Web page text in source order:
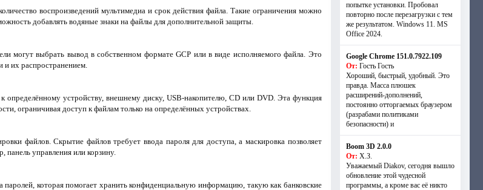
воспроизведений мультимедиа и срок действия файла. Такие ограничения можно
добавлять водяные знаки на файлы для дополнительной защиты.
могут выбрать вывод в собственном формате GCP или в виде исполняемого файла. Это
и их распространением.
определённому устройству, внешнему диску, USB-накопителю, CD или DVD. Эта функция
ограничивая доступ к файлам только на определённых устройствах.
файлов. Скрытие файлов требует ввода пароля для доступа, а маскировка позволяет
панель управления или корзину.
которая помогает хранить конфиденциальную информацию, такую как банковские
попытке установки. Пробовал
повторно после перезагрузки с тем
же результатом. Windows 11. MS
Offiсe 2024.
Google Chrome 151.0.7922.109
От: Гость Гость
Хороший, быстрый, удобный. Это
правда. Масса плюшек
расширений-дополнений,
постоянно отторгаемых браузером
(разрабами политиками
безопасности) и
Boom 3D 2.0.0
От: Х.З.
Уважаемый Diakov, сегодня вышло
обновление этой чудесной
программы, а кроме вас её никто